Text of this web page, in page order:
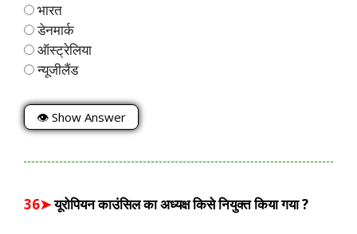
भारत
डेनमार्क
ऑस्ट्रेलिया
न्यूजीलैंड
👁 Show Answer
36➤यूरोपियन काउंसिल का अध्यक्ष किसे नियुक्त किया गया ?